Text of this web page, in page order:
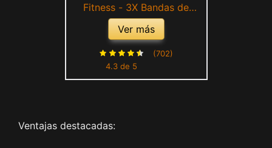
Fitness - 3X Bandas de
Resistencia - Gomas
Elasticas Extra Fuertes +
Bolsa - Set de 3 Cintas
Elásticas Musculacion,
Ver más
4.3 de 5
(702)
Ventajas destacadas: